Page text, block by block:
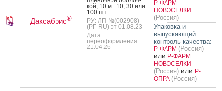
Даксабрис®
кой, 10 мг: 10, 30 или
100 шт.
РУ: ЛП-№(002908)-
(РГ-RU) от 01.08.23
Дата
переоформления:
21.04.26
Р-ФАРМ
НОВОСЕЛКИ
(Россия)
Упаковка и
выпускающий
контроль качества:
Р-ФАРМ (Россия)
или Р-ФАРМ
НОВОСЕЛКИ
(Россия) или Р-
ОПРА (Россия)